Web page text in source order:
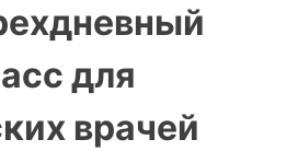
для
врачей